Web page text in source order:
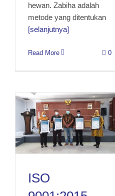
hewan. Zabiha adalah
metode yang ditentukan
[selanjutnya]
Read More 0
ISO